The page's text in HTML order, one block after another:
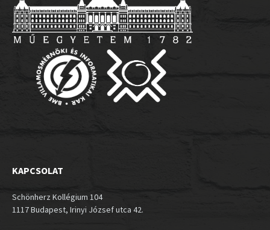
KAPCSOLAT
Schönherz Kollégium 104
1117 Budapest, Irinyi József utca 42.